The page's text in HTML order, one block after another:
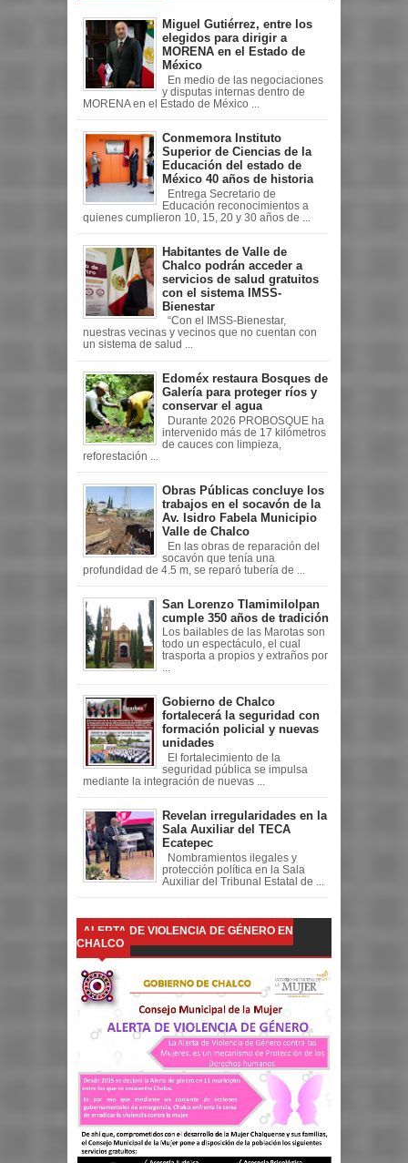
Miguel Gutiérrez, entre los
elegidos para dirigir a
MORENA en el Estado de
México
En medio de las negociaciones
y disputas internas dentro de
MORENA en el Estado de México ...
Conmemora Instituto
Superior de Ciencias de la
Educación del estado de
México 40 años de historia
Entrega Secretario de
Educación reconocimientos a
quienes cumplieron 10, 15, 20 y 30 años de ...
Habitantes de Valle de
Chalco podrán acceder a
servicios de salud gratuitos
con el sistema IMSS-
Bienestar
“Con el IMSS-Bienestar,
nuestras vecinas y vecinos que no cuentan con
un sistema de salud ...
Edoméx restaura Bosques de
Galería para proteger ríos y
conservar el agua
Durante 2026 PROBOSQUE ha
intervenido más de 17 kilómetros
de cauces con limpieza,
reforestación ...
Obras Públicas concluye los
trabajos en el socavón de la
Av. Isidro Fabela Municipio
Valle de Chalco
En las obras de reparación del
socavón que tenía una
profundidad de 4.5 m, se reparó tubería de ...
San Lorenzo Tlamimilolpan
cumple 350 años de tradición
Los bailables de las Marotas son
todo un espectáculo, el cual
trasporta a propios y extraños por
Gobierno de Chalco
fortalecerá la seguridad con
formación policial y nuevas
unidades
El fortalecimiento de la
seguridad pública se impulsa
mediante la integración de nuevas ...
Revelan irregularidades en la
Sala Auxiliar del TECA
Ecatepec
Nombramientos ilegales y
protección política en la Sala
Auxiliar del Tribunal Estatal de ...
ALERTA DE VIOLENCIA DE GÉNERO EN
CHALCO